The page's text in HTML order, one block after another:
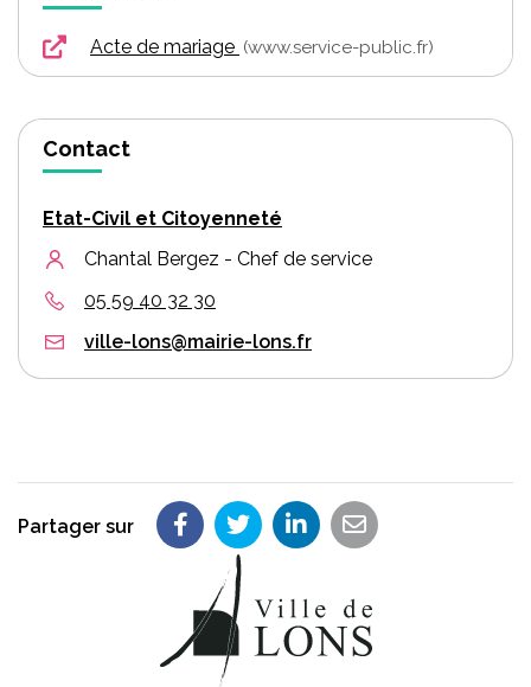
Acte de mariage www.service-public.fr
Contact
Etat-Civil et Citoyenneté
Chantal Bergez - Chef de service
05 59 40 32 30
ville-lons@mairie-lons.fr
Partager sur Partager sur Facebook
Partager sur Twitter
Partager sur LinkedIn
Partager par